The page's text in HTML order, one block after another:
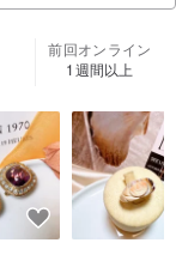
前回オンライン
1週間以上